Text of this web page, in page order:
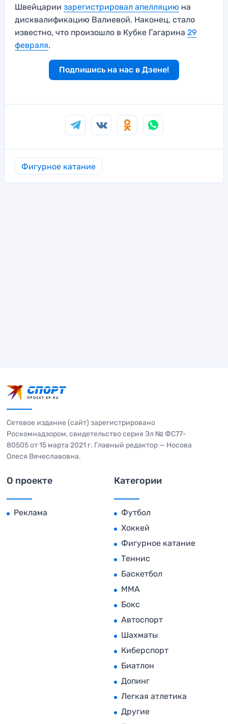
Швейцарии зарегистрировал апелляцию на
дисквалификацию Валиевой. Наконец, стало
известно, что произошло в Кубке Гагарина 29
февраля.
Подпишись на нас в Дзене!
Фигурное катание
Сетевое издание (сайт) зарегистрировано
Роскомнадзором, свидетельство серия Эл № ФС77-
80505 от 15 марта 2021 г. Главный редактор — Носова
Олеся Вячеславовна.
О проекте
Реклама
Категории
Футбол
Хоккей
Фигурное катание
Теннис
Баскетбол
MMA
Бокс
Автоспорт
Шахматы
Киберспорт
Биатлон
Допинг
Легкая атлетика
Другие